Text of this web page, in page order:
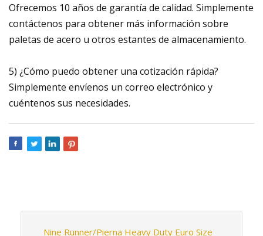
Ofrecemos 10 años de garantía de calidad. Simplemente
contáctenos para obtener más información sobre
paletas de acero u otros estantes de almacenamiento.
5) ¿Cómo puedo obtener una cotización rápida?
Simplemente envíenos un correo electrónico y
cuéntenos sus necesidades.
Nine Runner/Pierna Heavy Duty Euro Size